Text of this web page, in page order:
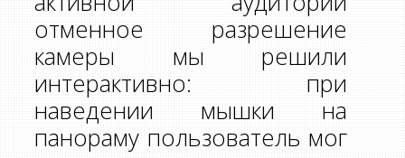
отменное разрешение
камеры мы решили
интерактивно: при
наведении мышки на
панораму пользователь мог